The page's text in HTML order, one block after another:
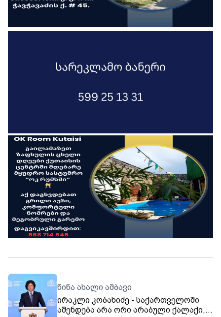
წინა ახალი ამბავი
ირაკლი კობახიძე - საქართველოში
აშენდება არა ორი არაბული ქალაქი,